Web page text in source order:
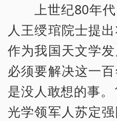
上世纪80年代
人王绶琯院士提
作为我国天文学
必须要解决这一
是没人敢想的事
光学领军人苏定